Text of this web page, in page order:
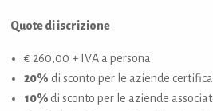
Quote di iscrizione
€ 260,00 + IVA a persona
20% di sconto per le aziende
10% di sconto per le aziende